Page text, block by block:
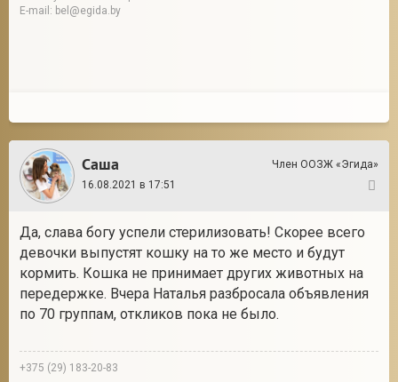
E-mail: bel@egida.by
Саша
Член ООЗЖ «Эгида»
16.08.2021 в 17:51
Да, слава богу успели стерилизовать! Скорее всего
девочки выпустят кошку на то же место и будут
кормить. Кошка не принимает других животных на
передержке. Вчера Наталья разбросала объявления
по 70 группам, откликов пока не было.
+375 (29) 183-20-83